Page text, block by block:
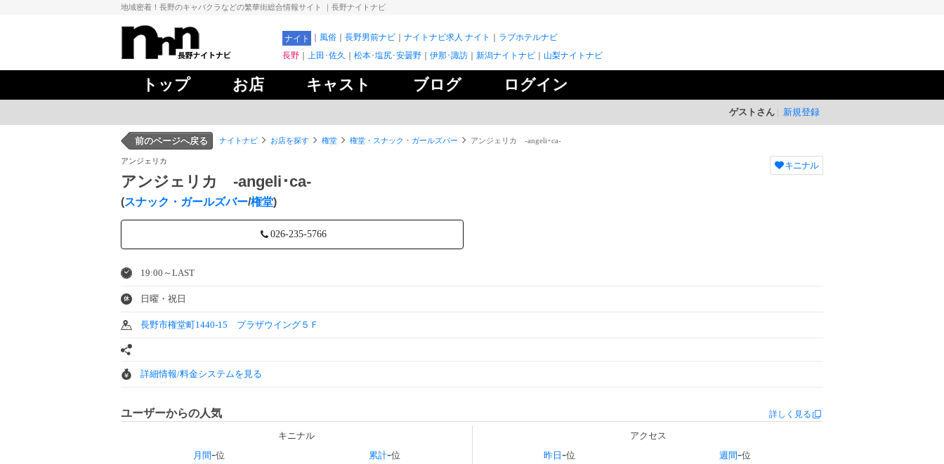
地域密着！長野のキャバクラなどの繁華街総合情報サイト ｜長野ナイトナビ
ナイト 風俗 長野男前ナビ ナイトナビ求人 ナイト
ラブホテルナビ
長野
上田･佐久 松本･塩尻･安曇野 伊那･諏訪 新潟ナイトナビ 山梨ナイトナビ
トップ お店 キャスト ブログ ログイン
ゲストさん 新規登録
前のページへ戻る ナイトナビ お店を探す 権堂 権堂・スナック・ガールズバー アンジェリカ ‐angeli･ca‐
アンジェリカ
アンジェリカ ‐angeli･ca‐
(スナック・ガールズバー/権堂)
キニナル
026-235-5766
19:00～LAST
休 日曜・祝日
長野市権堂町1440‐15 プラザウイング５Ｆ
詳細情報/料金システムを見る
ユーザーからの人気 詳しく見る
キニナル
月間-位 累計-位
アクセス
昨日 -位 週間-位